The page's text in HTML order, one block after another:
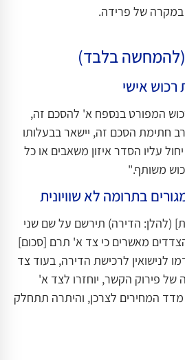
של פרידה.
(להמחשה בלבד)
אישי
המפורט בנספח א' להסכם זה,
חתימת הסכם זה, יישאר בבעלותו
עליו הסדר איזון משאבים או כל
משותף."
בתרומה לא שוויונית
(להלן: הדירה) תירשם על שם שני
מאשרים כי צד א' תרם [סכום]
לנישואין לרכישת הדירה, בעוד צד
פירוק הקשר, יוחזרו לצד א'
המחירים לצרכן, והיתרה תתחלק